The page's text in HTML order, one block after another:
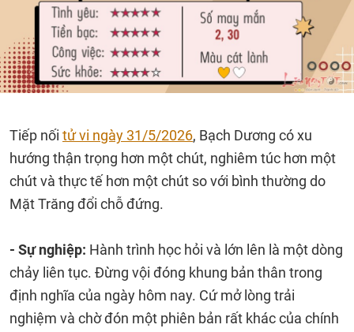
Tiếp nối tử vi ngày 31/5/2026, Bạch Dương có xu
hướng thận trọng hơn một chút, nghiêm túc hơn một
chút và thực tế hơn một chút so với bình thường do
Mặt Trăng đổi chỗ đứng.
- Sự nghiệp: Hành trình học hỏi và lớn lên là một dòng
chảy liên tục. Đừng vội đóng khung bản thân trong
định nghĩa của ngày hôm nay. Cứ mở lòng trải
nghiệm và chờ đón một phiên bản rất khác của chính